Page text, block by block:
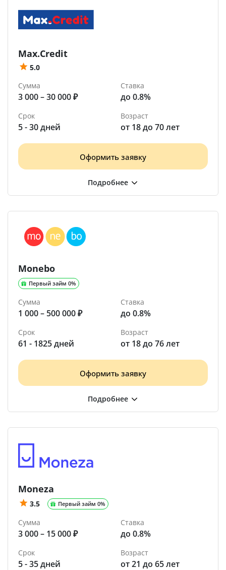
Max.Credit
5.0
Сумма
3 000 – 30 000 ₽
Ставка
до 0.8%
Срок
5 - 30 дней
Возраст
от 18 до 70 лет
Оформить заявку
Monebo
Первый займ 0%
Сумма
1 000 – 500 000 ₽
Ставка
до 0.8%
Срок
61 - 1825 дней
Возраст
от 18 до 76 лет
Оформить заявку
Moneza
3.5 Первый займ 0%
Сумма
3 000 – 15 000 ₽
Ставка
до 0.8%
Срок
5 - 35 дней
Возраст
от 21 до 65 лет